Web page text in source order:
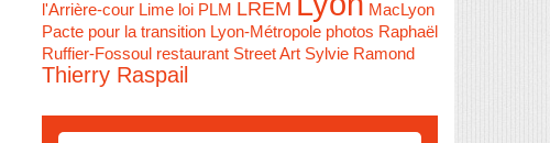
l'Arrière-cour Lime loi PLM LREM
MacLyon
Pacte pour la transition Lyon-Métropole photos Raphaël
Ruffier-Fossoul restaurant Street Art Sylvie Ramond
Thierry Raspail